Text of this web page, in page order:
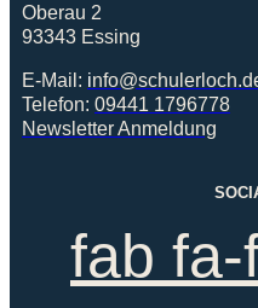
Oberau 2
93343 Essing
E-Mail: i
Telefon: 09441 1796778
Newsletter Anmeldung
fab